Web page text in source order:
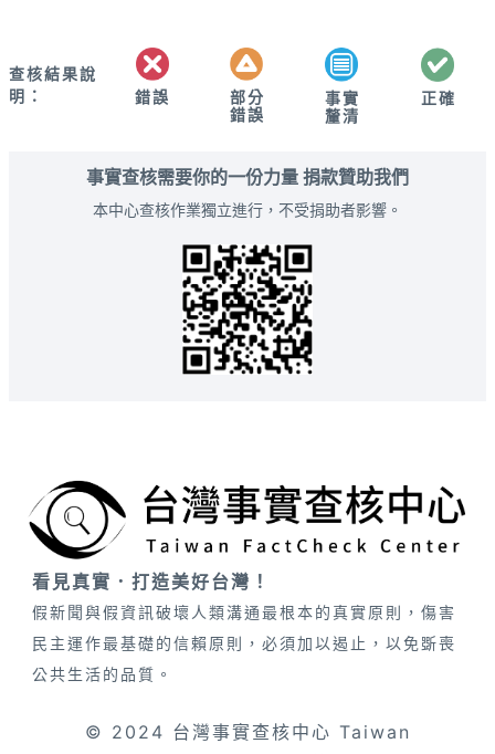
查核結果說
明：
錯誤
部分
錯誤
事實
釐清
正確
事實查核需要你的一份力量 捐款贊助我們
本中心查核作業獨立進行，不受捐助者影響。
看見真實．打造美好台灣！
假新聞與假資訊破壞人類溝通最根本的真實原則，傷害
民主運作最基礎的信賴原則，必須加以遏止，以免斲喪
公共生活的品質。
© 2024 台灣事實查核中心 Taiwan